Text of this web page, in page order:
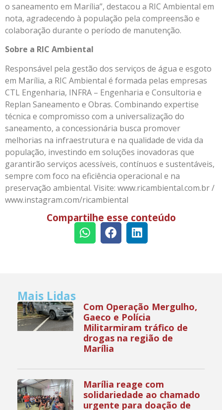
o saneamento em Marília”, destacou a RIC Ambiental em
nota, agradecendo à população pela compreensão e
colaboração durante o período de manutenção.
Sobre a RIC Ambiental
Responsável pela gestão dos serviços de água e esgoto
em Marília, a RIC Ambiental é formada pelas empresas
CTL Engenharia, INFRA – Engenharia e Consultoria e
Replan Saneamento e Obras. Combinando expertise
técnica e compromisso com a universalização do
saneamento, a concessionária busca promover
melhorias na infraestrutura e na qualidade de vida da
população, investindo em soluções inovadoras que
garantirão serviços acessíveis, contínuos e sustentáveis,
sempre com foco na eficiência operacional e na
preservação ambiental. Visite: www.ricambiental.com.br /
www.instagram.com/ricambiental
Compartilhe esse conteúdo
Mais Lidas
Com Operação Mergulho,
Gaeco e Polícia
Militarmiram tráfico de
drogas na região de
Marília
Marília reage com
solidariedade ao chamado
urgente para doação de